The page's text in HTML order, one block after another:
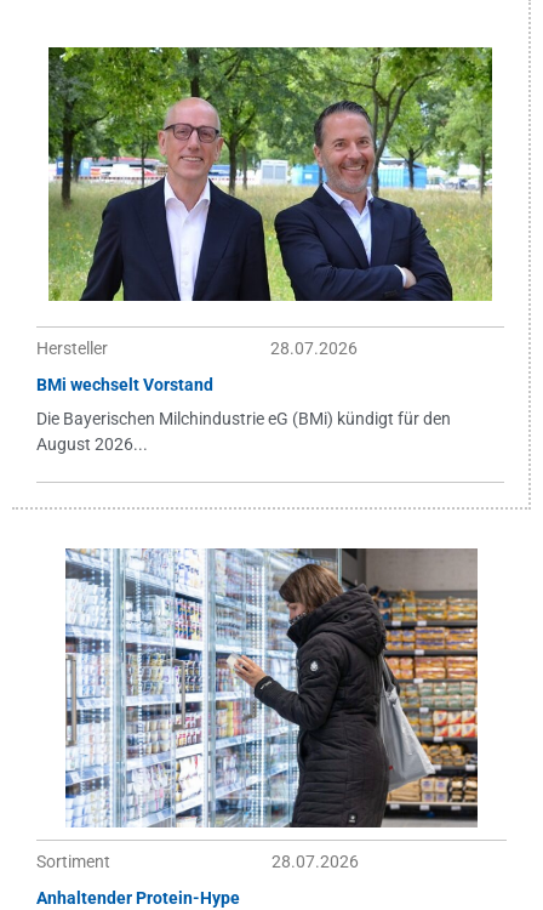
Hersteller
28.07.2026
BMi wechselt Vorstand
Die Bayerischen Milchindustrie eG (BMi) kündigt für den
August 2026...
Sortiment
28.07.2026
Anhaltender Protein-Hype